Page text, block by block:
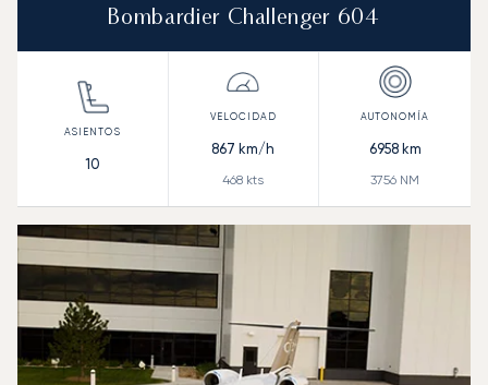
Bombardier Challenger 604
10
867 km/h
468 kts
6958km
3756 NM